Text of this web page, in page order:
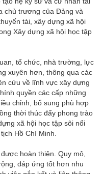
chủ trương của Đảng và
tài, xây dựng xã hội
Xây dựng xã hội học tập
tổ chức, nhà trường, lực
xuyên hơn, thông qua các
cứu về lĩnh vực xây dựng
quyền các cấp những
chỉnh, bổ sung phù hợp
thời thúc đẩy phong trào
xã hội học tập sôi nổi
Hồ Chí Minh.
hoàn thiện. Quy mô,
đáp ứng tốt hơn nhu